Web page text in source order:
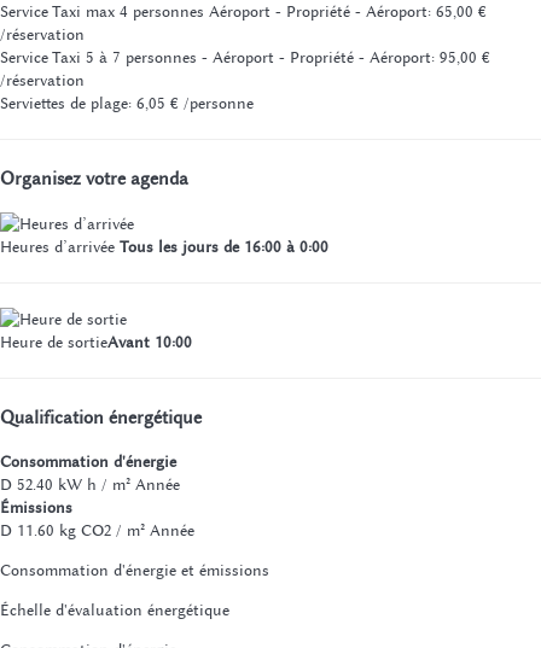
Service Taxi max 4 personnes Aéroport - Propriété - Aéroport: 65,00 €
/réservation
Service Taxi 5 à 7 personnes - Aéroport - Propriété - Aéroport: 95,00 €
/réservation
Serviettes de plage: 6,05 € /personne
Organisez votre agenda
Heures d’arrivée Tous les jours de 16:00 à 0:00
Heure de sortieAvant 10:00
Qualification énergétique
Consommation d'énergie
D 52.40 kW h / m² Année
Émissions
D 11.60 kg CO2 / m² Année
Consommation d'énergie et émissions
Échelle d'évaluation énergétique